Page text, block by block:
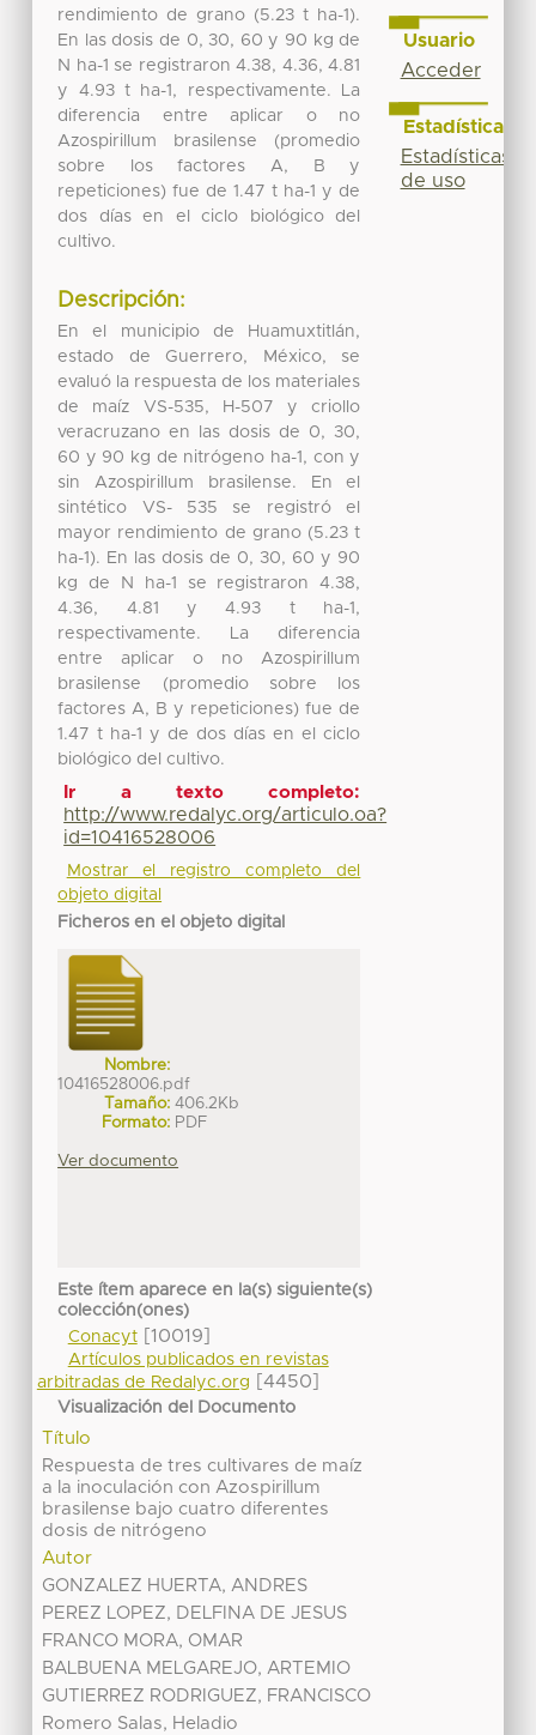
rendimiento de grano (5.23 t ha-1).
En las dosis de 0, 30, 60 y 90 kg de
N ha-1 se registraron 4.38, 4.36, 4.81
y 4.93 t ha-1, respectivamente. La
diferencia entre aplicar o no
Azospirillum brasilense (promedio
sobre los factores A, B y
repeticiones) fue de 1.47 t ha-1 y de
dos días en el ciclo biológico del
cultivo.
Descripción:
En el municipio de Huamuxtitlán,
estado de Guerrero, México, se
evaluó la respuesta de los materiales
de maíz VS-535, H-507 y criollo
veracruzano en las dosis de 0, 30,
60 y 90 kg de nitrógeno ha-1, con y
sin Azospirillum brasilense. En el
sintético VS- 535 se registró el
mayor rendimiento de grano (5.23 t
ha-1). En las dosis de 0, 30, 60 y 90
kg de N ha-1 se registraron 4.38,
4.36, 4.81 y 4.93 t ha-1,
respectivamente. La diferencia
entre aplicar o no Azospirillum
brasilense (promedio sobre los
factores A, B y repeticiones) fue de
1.47 t ha-1 y de dos días en el ciclo
biológico del cultivo.
Ir a texto completo:
http://www.redalyc.org/articulo.oa?
id=10416528006
Mostrar el registro completo del
objeto digital
Ficheros en el objeto digital
Nombre:
10416528006.pdf
Tamaño: 406.2Kb
Formato: PDF
Ver documento
Este ítem aparece en la(s) siguiente(s)
colección(ones)
Conacyt[10019]
Artículos publicados en revistas
arbitradas de Redalyc.org
[4450]
Visualización del Documento
Título
Respuesta de tres cultivares de maíz
a la inoculación con Azospirillum
brasilense bajo cuatro diferentes
dosis de nitrógeno
Autor
GONZALEZ HUERTA, ANDRES
PEREZ LOPEZ, DELFINA DE JESUS
FRANCO MORA, OMAR
BALBUENA MELGAREJO, ARTEMIO
GUTIERREZ RODRIGUEZ, FRANCISCO
Romero Salas, Heladio
Usuario
Acceder
Estadísticas
Estadísticas
de uso